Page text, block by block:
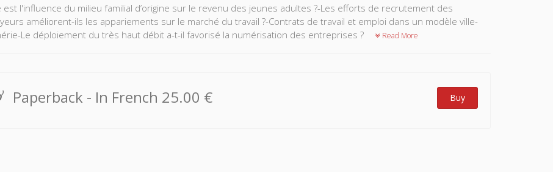
est l'influence du milieu familial d’origine sur le revenu des jeunes adultes ?-Les efforts de recrutement des
améliorent-ils les appariements sur le marché du travail ?-Contrats de travail et emploi dans un modèle ville-
Le déploiement du très haut débit a-t-il favorisé la numérisation des entreprises ?
Read More
Paperback - In French 25.00 € Buy